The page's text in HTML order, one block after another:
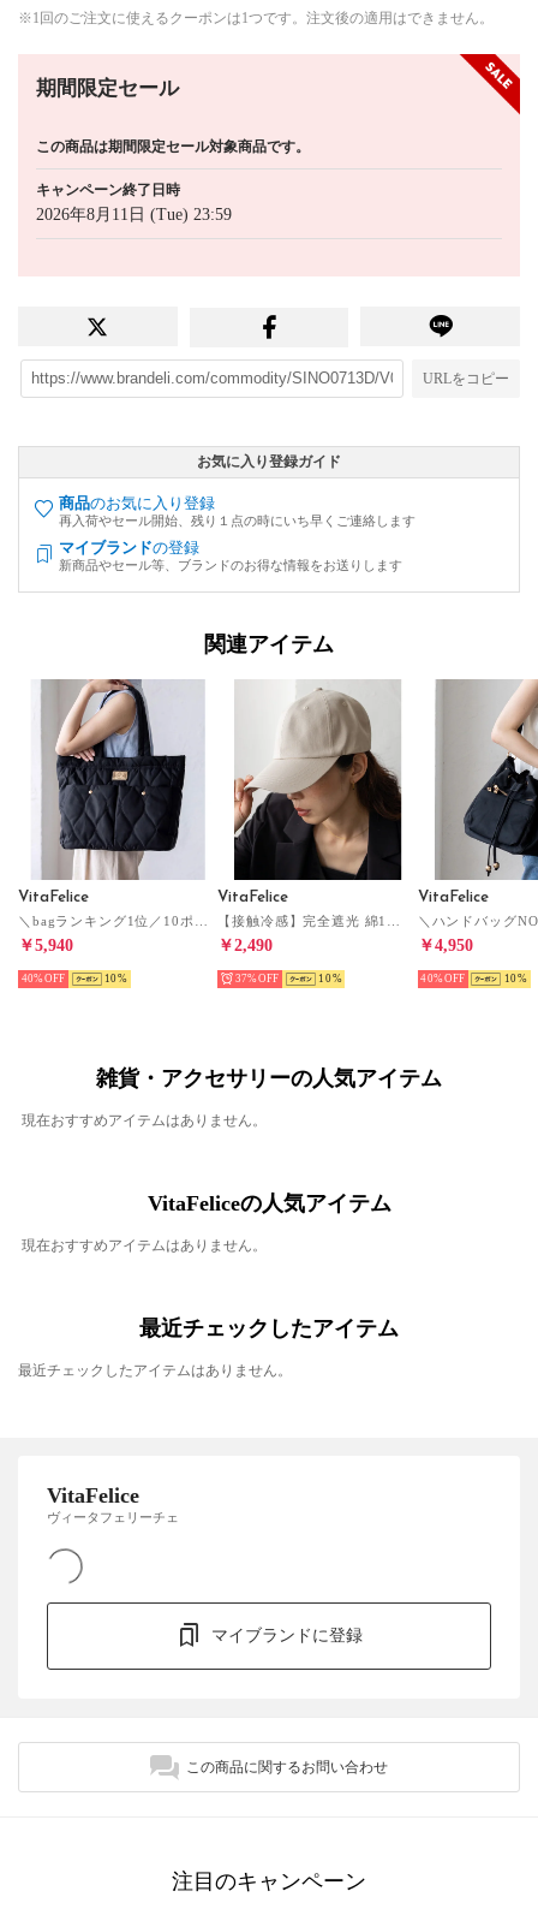
※1回のご注文に使えるクーポンは1つです。注文後の適用はできません。
期間限定セール
この商品は期間限定セール対象商品です。
キャンペーン終了日時
2026年8月11日 (Tue) 23:59
URLをコピー
お気に入り登録ガイド
商品のお気に入り登録
再入荷やセール開始、残り１点の時にいち早くご連絡します
マイブランドの登録
新商品やセール等、ブランドのお得な情報をお送りします
関連アイテム
VitaFelice
￥5,940
40% 10
VitaFelice
￥2,490
37% 10
VitaFelice
￥4,950
40% 10
雑貨・アクセサリーの人気アイテム
現在おすすめアイテムはありません。
VitaFeliceの人気アイテム
現在おすすめアイテムはありません。
最近チェックしたアイテム
最近チェックしたアイテムはありません。
VitaFelice
ヴィータフェリーチェ
マイブランドに登録
この商品に関するお問い合わせ
注目のキャンペーン